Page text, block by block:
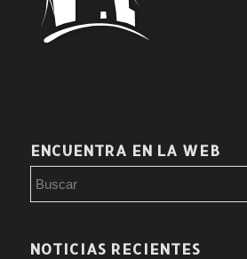
ENCUENTRA EN LA WEB
NOTICIAS RECIENTES